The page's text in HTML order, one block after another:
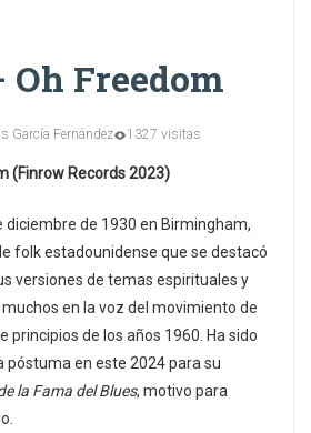
Oh Freedom
García Fernández 1327 visitas
(Finrow Records 2023)
diciembre de 1930 en Birmingham,
folk estadounidense que se destacó
versiones de temas espirituales y
en la voz del movimiento de
principios de los años 1960. Ha sido
póstuma en este 2024 para su
la Fama del Blues, motivo para